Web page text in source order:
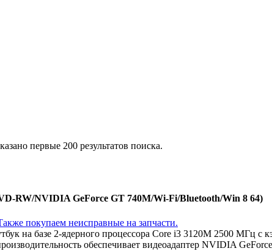
первые 200 результатов поиска.
RW/NVIDIA GeForce GT 740M/Wi-Fi/Bluetooth/Win 8 64)
на базе 2-ядерного процессора Core i3 3120M 2500 МГц
обеспечивает видеоадаптер NVIDIA